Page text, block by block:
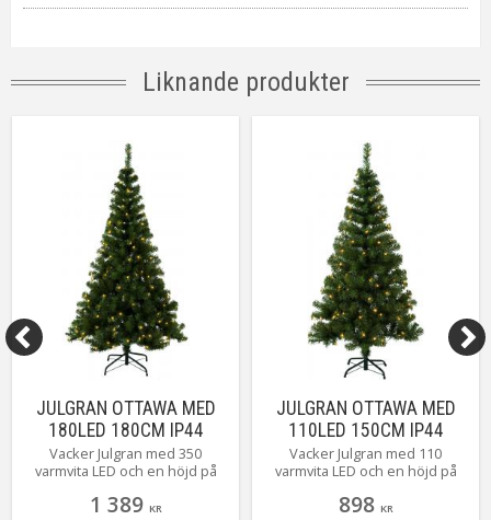
Ljuskälla
Ingår ej
Liknande produkter
JULGRAN OTTAWA MED
180LED 180CM IP44
Vacker Julgran med 350
varmvita LED och en höjd på
1 389 KR
JULGRAN OTTAWA MED
110LED 150CM IP44
Vacker Julgran med 110
varmvita LED och en höjd på
898 KR